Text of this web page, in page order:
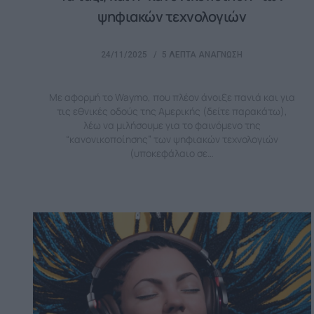
ψηφιακών τεχνολογιών
24/11/2025 5 ΛΕΠΤΆ ΑΝΆΓΝΩΣΗ
Με αφορμή το Waymo, που πλέον άνοιξε πανιά και για
τις εθνικές οδούς της Αμερικής (δείτε παρακάτω),
λέω να μιλήσουμε για το φαινόμενο της
“κανονικοποίησης” των ψηφιακών τεχνολογιών
(υποκεφάλαιο σε…